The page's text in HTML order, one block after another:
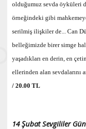
olduğumuz sevda öyküleri
örneğindeki gibi
serilmiş ilişkiler de... Can
belleğimizde birer simge
yaşadıkları en derin, en
ellerinden alan sevdalarını
/ 20.00 TL
14 Şubat Sevgililer